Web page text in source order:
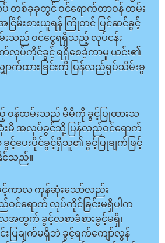
တစ်ခုခုတွင် ဝင်ရောက်တာဝန် ထမ်း
အငြိမ်းစားယူရန် ကြိုတင် ပြင်ဆင်ခွင့်
းသည် ဝင်ငွေရရှိသည့် လုပ်ငန်း
လုပ်ကိုင်ခွင့် ရရှိစေခဲ့ကာမူ ယင်း၏
ောက်ထားခြင်းကို ပြန်လည်ရုပ်သိမ်းခွ
ည့် ဝန်ထမ်းသည် မိမိကို ခွင့်ပြုထားသ
မီ အလုပ်ခွင်သို့ ပြန်လည်ဝင်ရောက်
ပေးပိုင်ခွင့်ရှိသူ၏ ခွင့်ပြုချက်ဖြင့်
င်သည်။
င့်ကာလ ကုန်ဆုံးသော်လည်း
င်ရောက် လုပ်ကိုင်ခြင်းမရှိပါက
တွက် ခွင့်လစာခံစားခွင့်မရှိ၊
းပြချက်မရှိဘဲ ခွင့်ရက်ကျော်လွန်